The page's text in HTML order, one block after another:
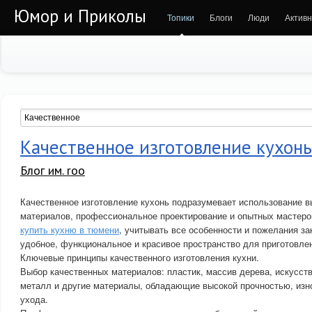
Юмор и Приколы Топики Блоги Люди
Качественное изготовление
Блог им. roo
Качественное изготовление кухонь подразумевает использование
материалов, профессиональное проектирование и опытных
купить кухню в тюмени, учитывать все особенности и пожелания
удобное, функциональное и красивое пространство для
Ключевые принципы качественного изготовления кухни.
Выбор качественных материалов: пластик, массив дерева,
металл и другие материалы, обладающие высокой прочностью,
ухода.